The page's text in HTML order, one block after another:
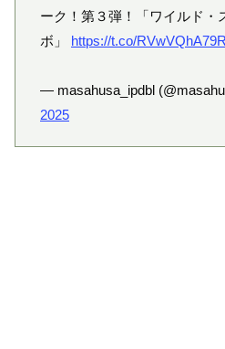
ーク！第３弾！「ワイルド・
ボ」 https://t.co/RVwVQhA79R
— masahusa_ipdbl
2025